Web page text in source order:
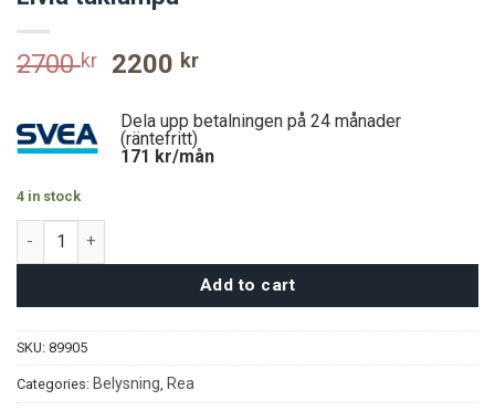
2700kr
Original
was:
2700 kr.
2200 krCurrent
is:
2200 kr.
Dela upp betalningen på 24 månader
(räntefritt)
171 kr/mån
4 in stock
Livia taklampa quantity
Add to cart
SKU: 89905
Categories: Belysning Rea